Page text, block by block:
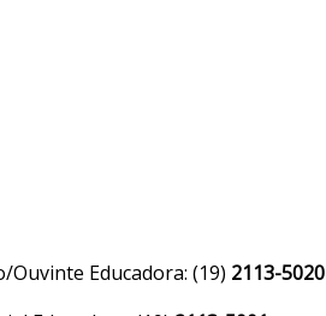
Ouvinte Educadora: (19) 2113-5020